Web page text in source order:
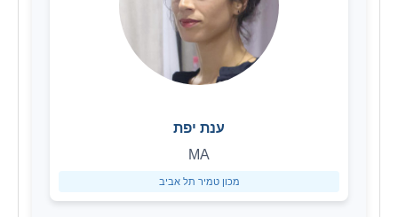
ענת יפת
MA
מכון טמיר תל אביב